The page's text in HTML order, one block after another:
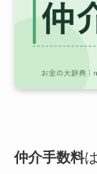
仲介手数料